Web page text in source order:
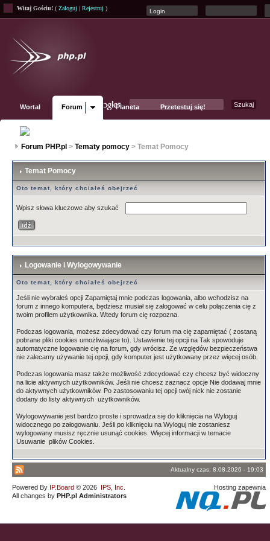
Witaj Gościu! ( Zaloguj | Rejestruj )
Wortal Forum Planeta Przetestuj się!
Forum PHP.pl > Tematy pomocy > Temat Pomocy
Temat Pomocy
Oto temat, który chciałeś obejrzeć
Wpisz słowa kluczowe aby szukać
Logowanie i Wylogowywanie
Oto temat, który chciałeś obejrzeć
Jeśli nie wybrałeś opcji Zapamiętaj mnie podczas logowania, albo wchodzisz na
forum z innego komputera, będziesz musiał się załogować w celu połączenia cię z
twoim profilem użytkownika. Wtedy forum cię rozpozna.
Podczas logowania, możesz zdecydować czy forum ma cię zapamiętać ( zostaną
pobrane pliki cookies umożliwiające to). Ustawienie tej opcji na Tak spowoduje
automatyczne logowanie cię na forum, gdy wrócisz. Ze względów bezpieczeństwa
nie zalecamy używanie tej opcji, gdy komputer jest użytkowany przez więcej osób.
Podczas logowania masz także możliwość zdecydować czy chcesz być widoczny
na licie aktywnych użytkowników. Jeśli nie chcesz zaznacz opcje Nie dodawaj mnie
do aktywnych użytkowników. Po zastosowaniu tej opcji twój nick nie zostanie
dodany do listy aktywnych użytkowników.
Wylogowywanie jest bardzo proste i sprowadza się do kliknięcia na Wyloguj
widocznego po załogowaniu. Jeśli po kliknięciu na Wyloguj nie zostaniesz
wylogowany musisz ręcznie usunąć cookies. Więcej informacji w temacie
Usuwanie plików Cookies.
Aktualny czas: 8.08.2026 - 19:03
Powered By IP.Board © 2026 IPS, Inc
All changes by PHP.pl Administrators
Hosting zapewnia